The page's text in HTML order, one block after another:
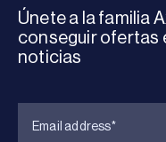
Únete a la familia
conseguir ofertas
noticias